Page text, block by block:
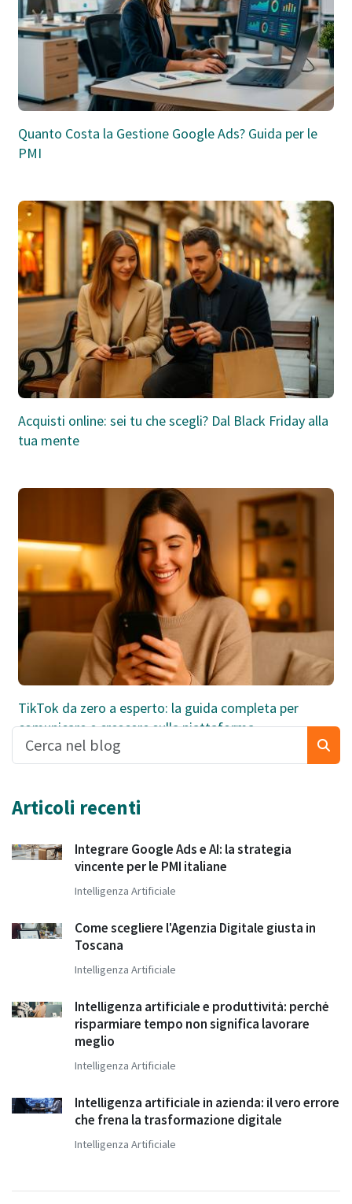
Quanto Costa la Gestione Google Ads? Guida per le
PMI
Acquisti online: sei tu che scegli? Dal Black Friday alla
tua mente
TikTok da zero a esperto: la guida completa per
comunicare e crescere sulla piattaforma
Articoli recenti
Integrare Google Ads e AI: la strategia
vincente per le PMI italiane
Intelligenza Artificiale
Come scegliere l'Agenzia Digitale giusta in
Toscana
Intelligenza Artificiale
Intelligenza artificiale e produttività: perché
risparmiare tempo non significa lavorare
meglio
Intelligenza Artificiale
Intelligenza artificiale in azienda: il vero errore
che frena la trasformazione digitale
Intelligenza Artificiale